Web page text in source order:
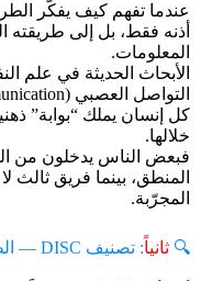
عندما تفهم كيف يفكّر
أذنه فقط، بل إلى طريقته
المعلومات.
الأبحاث الحديثة في علم
التواصل العصبي (Neurocommunication) تؤكد أنّ
كل إنسان يملك “بوابة”
خلالها.
فبعض الناس يدخلون من
المنطق، بينما فريق ثالث
المجرّبة.
🔍 ثانياً: تصنيف DISC — الطريقة العملية لفهم الناس